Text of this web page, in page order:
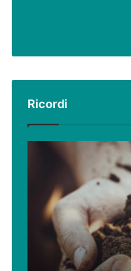
Ricordi
Cilentano,
sapiente
incontro